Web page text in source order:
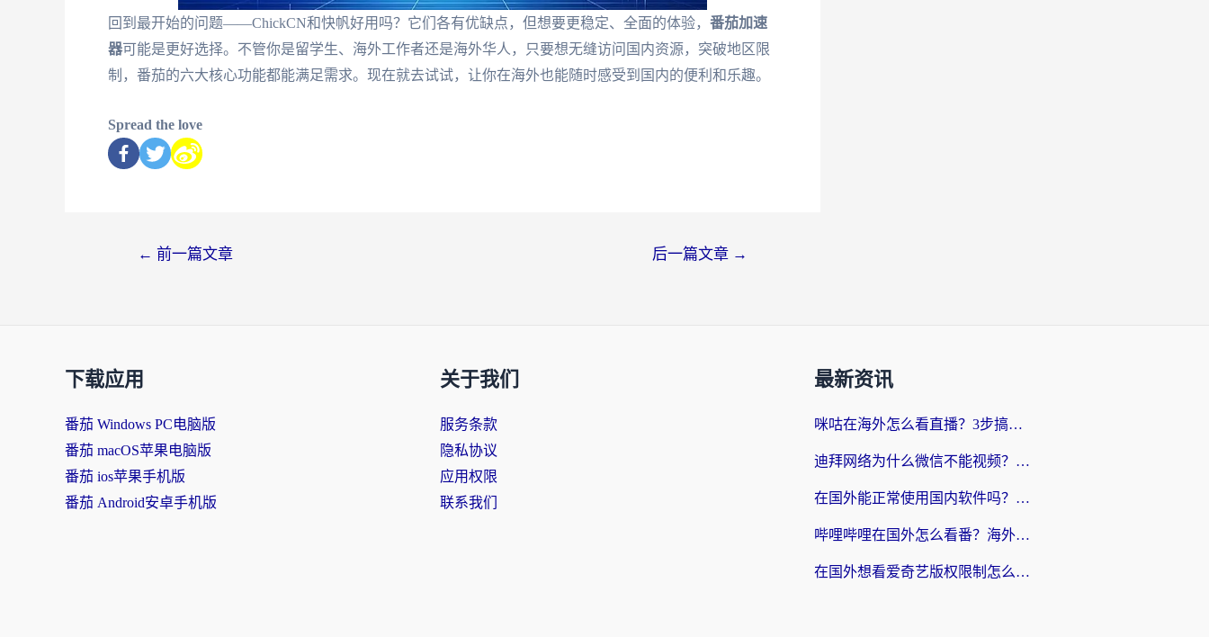
回到最开始的问题——ChickCN和快帆好用吗？它们各有优缺点，但想要更稳定、全面的体验， 番茄加速
器可能是更好选择。不管你是留学生、海外工作者还是海外华人，只要想无缝访问国内资源，突破地区限
制，番茄的六大核心功能都能满足需求。现在就去试试，让你在海外也能随时感受到国内的便利和乐趣。
Spread the love
← 前一篇文章 后一篇文章 →
下载应用
番茄 Windows PC电脑版
番茄 macOS苹果电脑版
番茄 ios苹果手机版
番茄 Android安卓手机版
关于我们
服务条款
隐私协议
应用权限
联系我们
最新资讯
咪咕在海外怎么看直播？3步搞定地域限制，还能畅看腾讯视频与国内热剧
迪拜网络为什么微信不能视频？海外党必看的回国加速全攻略
在国外能正常使用国内软件吗？海外党亲测有效的无缝访问指南
哔哩哔哩在国外怎么看番？海外党追剧看片的终极解决方案
在国外想看爱奇艺版权限制怎么办？海外华人必看的追剧自由指南